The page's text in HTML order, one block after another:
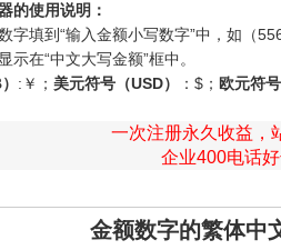
的使用说明：
字填到“输入金额小写数字”中，如（
示在“中文大写金额”框中。
:￥； 美元符号（USD） ：$； 欧元符号
一次注册永久收益，
企业400电话
金额数字的繁体中